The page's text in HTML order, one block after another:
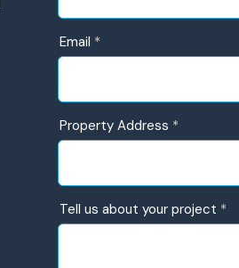
Email *
Property Address *
Tell us about your project *